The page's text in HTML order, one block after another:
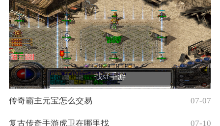
找sf手游
传奇霸主元宝怎么交易 07-07
复古传奇手游虎卫在哪里找 07-10